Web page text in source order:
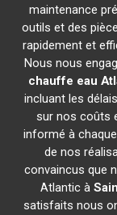
maintenance
outils et des
rapidement et
Nous nous
chauffe eau
incluant les
sur nos coûts
informé à
de nos
convaincus que
Atlantic à
satisfaits nous